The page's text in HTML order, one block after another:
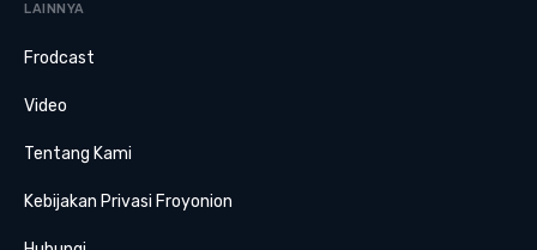
LAINNYA
Frodcast
Video
Tentang Kami
Kebijakan Privasi Froyonion